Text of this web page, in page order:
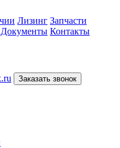
Лизинг Запчасти
Документы Контакты
Заказать звонок